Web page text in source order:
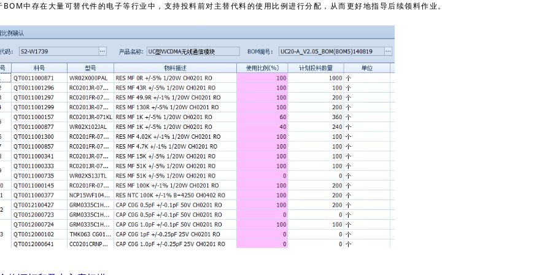
BOM中存在大量可替代件的电子等行业中，支持投料前对主替代料的使用比例进行分配，从而更好地指导后续领料作业。